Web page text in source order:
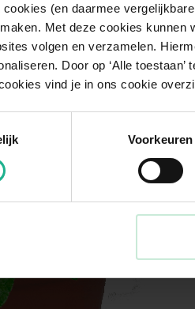
cookies (en daarmee
Met deze cookies kunnen
volgen en verzamelen.
Door op ‘Alle
vind je in ons cookie
Voorkeuren